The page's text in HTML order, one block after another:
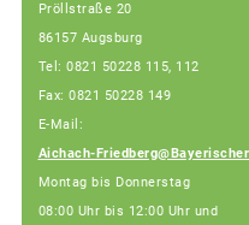
Pröllstraße 20
86157 Augsburg
Tel: 0821 50228 115, 112
Fax: 0821 50228 149
E-Mail:
Aichach-
Montag bis Donnerstag
08:00 Uhr bis 12:00 Uhr und